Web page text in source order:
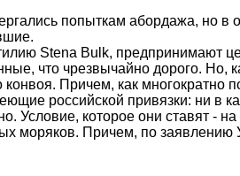
попыткам абордажа, но в
Stena Bulk, предпринимают
что чрезвычайно дорого. Но,
Причем, как многократно
российской привязки: ни в
Условие, которое они ставят -
моряков. Причем, по